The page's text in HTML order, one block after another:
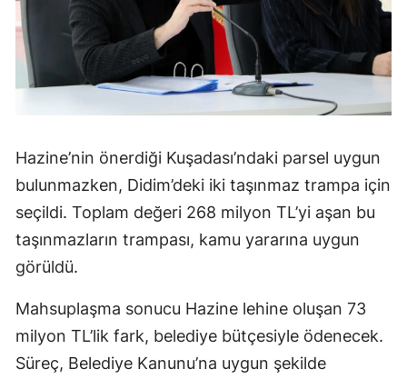
Hazine’nin önerdiği Kuşadası’ndaki parsel uygun
bulunmazken, Didim’deki iki taşınmaz trampa için
seçildi. Toplam değeri 268 milyon TL’yi aşan bu
taşınmazların trampası, kamu yararına uygun
görüldü.
Mahsuplaşma sonucu Hazine lehine oluşan 73
milyon TL’lik fark, belediye bütçesiyle ödenecek.
Süreç, Belediye Kanunu’na uygun şekilde